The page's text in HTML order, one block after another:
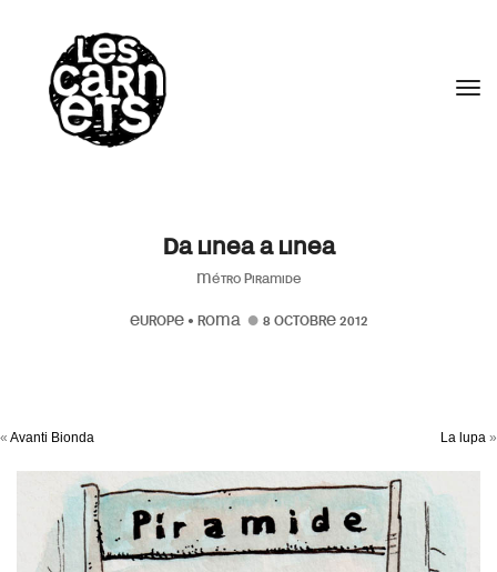
Da linea a linea
Métro Piramide
EUROPE• ROMA 8 OCTOBRE 2012
« Avanti Bionda La lupa »